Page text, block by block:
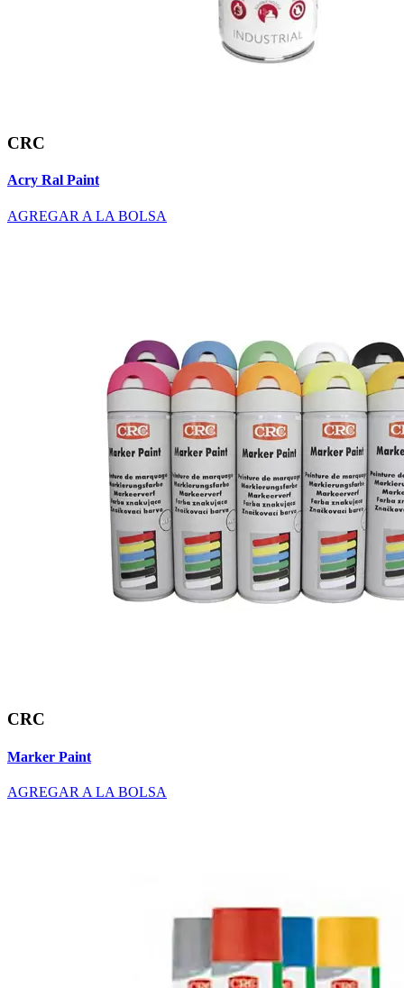
CRC
Acry Ral Paint
AGREGAR A LA BOLSA
CRC
Marker Paint
AGREGAR A LA BOLSA